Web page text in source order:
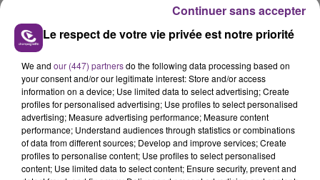
UN FEU DE REMORQUE BLOQUE LA
CIRCULATION DANS LES ARDENNES
Un feu de remorque s'est déclaré ce mercredi en
fin de matinée sur l'A34.
TITRES DIFFUSÉS
Le respect de votre vie privée est notre priorité
We and our (447) partnersdo the following data processing based on
your consent and/or our legitimate interest: Store and/or access
information on a device; Use limited data to select advertising; Create
profiles for personalised advertising; Use profiles to select personalised
advertising; Measure advertising performance; Measure content
performance; Understand audiences through statistics or combinations
of data from different sources; Develop and improve services; Create
profiles to personalise content; Use profiles to select personalised
content; Use limited data to select content; Ensure security, prevent and
Continuer sans accepter